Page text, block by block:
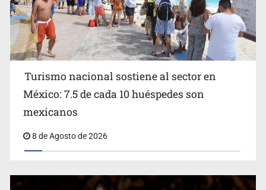
Belinda se corona como la más bella de 2026 en People
Turismo nacional sostiene al sector en
México: 7.5 de cada 10 huéspedes son
mexicanos
8 de Agosto de 2026